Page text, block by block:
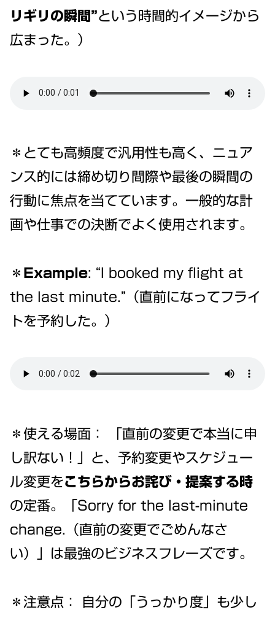
リギリの瞬間”という時間的イメージから
広まった。）
＊とても高頻度で汎用性も高く、ニュア
ンス的には締め切り間際や最後の瞬間の
行動に焦点を当てています。一般的な計
画や仕事での決断でよく使用されます。
＊Example: “I booked my flight at
the last minute.”（直前になってフライ
トを予約した。）
＊使える場面： 「直前の変更で本当に申
し訳ない！」と、予約変更やスケジュー
ル変更をこちらからお詫び・提案する時
の定番。「Sorry for the last-minute
change.（直前の変更でごめんなさ
い）」は最強のビジネスフレーズです。
＊注意点： 自分の「うっかり度」も少し